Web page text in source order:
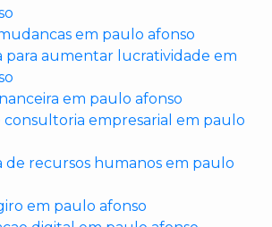
em paulo afonso
para aumentar lucratividade em
em paulo afonso
consultoria empresarial em paulo
de recursos humanos em paulo
em paulo afonso